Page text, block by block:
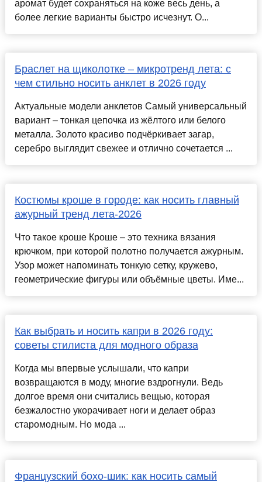
аромат будет сохраняться на коже весь день, а
более легкие варианты быстро исчезнут. О...
Браслет на щиколотке – микротренд лета: с
чем стильно носить анклет в 2026 году
Актуальные модели анклетов Самый универсальный
вариант – тонкая цепочка из жёлтого или белого
металла. Золото красиво подчёркивает загар,
серебро выглядит свежее и отлично сочетается ...
Костюмы кроше в городе: как носить главный
ажурный тренд лета-2026
Что такое кроше Кроше – это техника вязания
крючком, при которой полотно получается ажурным.
Узор может напоминать тонкую сетку, кружево,
геометрические фигуры или объёмные цветы. Име...
Как выбрать и носить капри в 2026 году:
советы стилиста для модного образа
Когда мы впервые услышали, что капри
возвращаются в моду, многие вздрогнули. Ведь
долгое время они считались вещью, которая
безжалостно укорачивает ноги и делает образ
старомодным. Но мода ...
Французский бохо-шик: как носить самый